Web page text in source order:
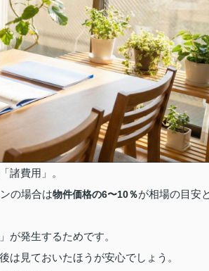
諸費用」。
の場合は物件価格の6〜10％が相場の目安
が発生するためです。
は見ておいたほうが安心でしょう。